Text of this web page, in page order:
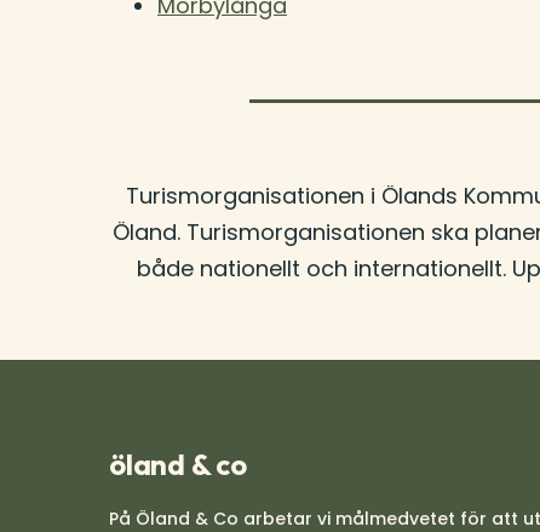
Turismorganisationen i Ölands
Öland. Turismorganisationen ska
både nationellt och internationellt.
öland & co
På Öland & Co arbetar vi målmedvetet för att